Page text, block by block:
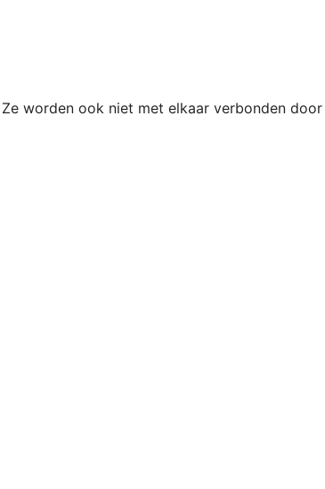
worden ook niet met elkaar verbonden door